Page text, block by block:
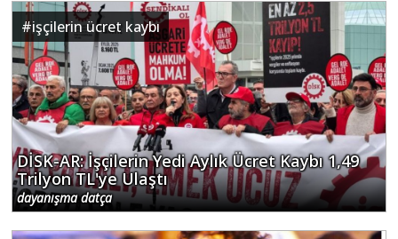
#işçilerin ücret kaybı
DİSK-AR: İşçilerin Yedi Aylık Ücret Kaybı 1,49
Trilyon TL'ye Ulaştı
dayanışma datça